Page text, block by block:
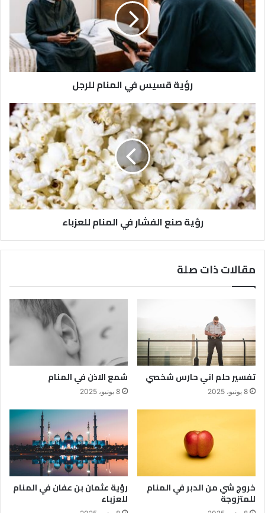
رؤية قسيس في المنام للرجل
رؤية صنع الفشار في المنام للعزباء
مقالات ذات صلة
تفسير حلم اني حارس شخصي
8 يونيو، 2025
شمع الاذن في المنام
8 يونيو، 2025
خروج شي من الدبر في المنام
للمتزوجة
رؤية عثمان بن عفان في المنام
للعزباء